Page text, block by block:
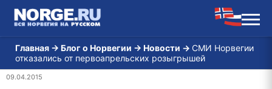
Главная → Блог о Норвегии → Новости → СМИ Норвегии
отказались от первоапрельских розыгрышей
09.04.2015